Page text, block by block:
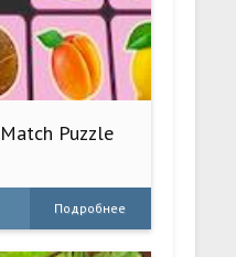
Puzzle
Подробнее